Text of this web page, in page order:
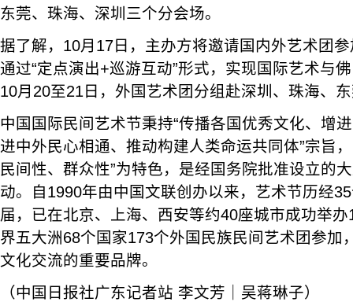
东莞、珠海、深圳三个分会场。
据了解，10月17日，主办方将邀请国内外艺术团
通过“定点演出+巡游互动”形式，实现国际艺术与
10月20至21日，外国艺术团分组赴深圳、珠海、
中国国际民间艺术节秉持“传播各国优秀文化、增
进中外民心相通、推动构建人类命运共同体”宗旨
民间性、群众性”为特色，是经国务院批准设立的
动。自1990年由中国文联创办以来，艺术节历经
届，已在北京、上海、西安等约40座城市成功举
界五大洲68个国家173个外国民族民间艺术团参加
文化交流的重要品牌。
（中国日报社广东记者站 李文芳｜吴蒋琳子）